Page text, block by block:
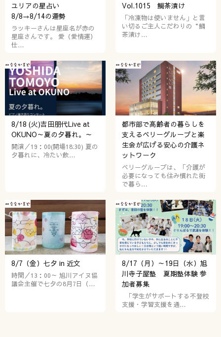
ユリアの星占い
8/8→8/14の運勢
ラッキーさんは星座名が赤の
星座さんです。 愛（愛情運）
仕…
Vol.1015 鯛茶漬け
「冷凍物は使いません」と言
い切るご主人こだわりの“鯛
茶漬け…
8/18 (火)吉田朋代Live at
OKUNO～夏の夕暮れ。～
開演／19：00(開場18:30) 夏の
夕暮れに、冷たい飲…
都市部で高齢者の暮らしを
支えるベリーグループと楽
生会が広げる安心の介護ネ
ットワーク
ベリーグループは、「介護が
必要になっても住み慣れた街
で暮ら…
8/7（金）七夕 in 近文
時間／13：00～ 旭川アイヌ協
議会主催で七夕の8月7日（…
8/17（月）～19日（水）旭
川寺子屋塾 夏期塾体験 参
加者募集
「学生がサポートする不登校
支援・学習支援を通…